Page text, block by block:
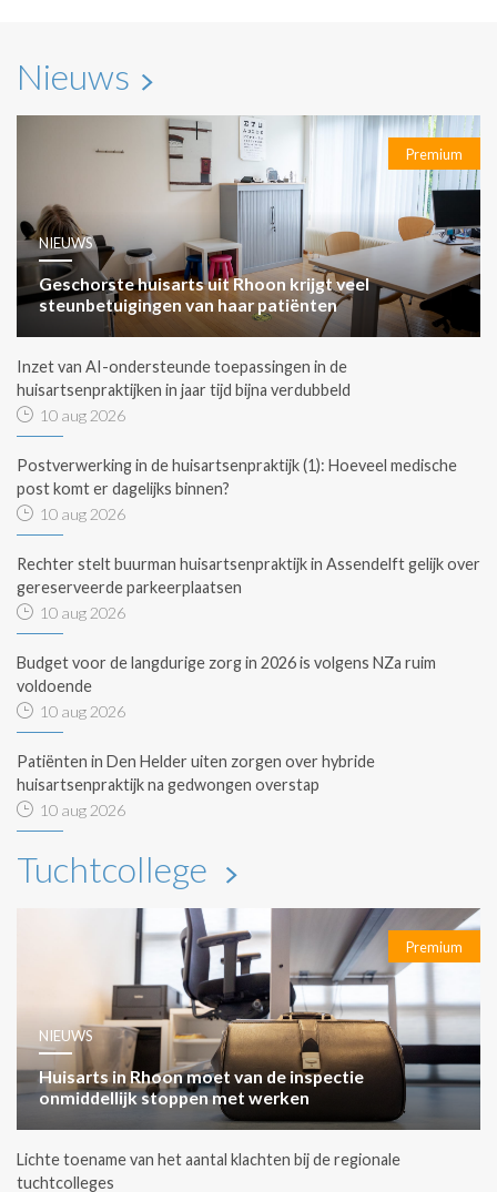
Nieuws
Premium
NIEUWS
Geschorste huisarts uit Rhoon krijgt veel
steunbetuigingen van haar patiënten
Inzet van AI-ondersteunde toepassingen in de
huisartsenpraktijken in jaar tijd bijna verdubbeld
10 aug 2026
Postverwerking in de huisartsenpraktijk (1): Hoeveel medische
post komt er dagelijks binnen?
10 aug 2026
Rechter stelt buurman huisartsenpraktijk in Assendelft gelijk over
gereserveerde parkeerplaatsen
10 aug 2026
Budget voor de langdurige zorg in 2026 is volgens NZa ruim
voldoende
10 aug 2026
Patiënten in Den Helder uiten zorgen over hybride
huisartsenpraktijk na gedwongen overstap
10 aug 2026
Tuchtcollege
Premium
NIEUWS
Huisarts in Rhoon moet van de inspectie
onmiddellijk stoppen met werken
Lichte toename van het aantal klachten bij de regionale
tuchtcolleges